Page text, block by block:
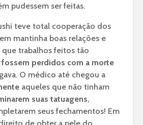
pudessem ser feitas.
teve total cooperação dos
mantinha boas relações e
trabalhos feitos tão
fossem perdidos com a morte
O médico até chegou a
aqueles que não tinham
suas tatuagens,
seus fechamentos! Em
de obter a pele do